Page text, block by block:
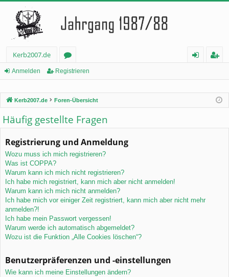
Kerb2007.de
or
rie
Anmelden Registrieren
Kerb2007.de Foren-Übersicht
Häufig gestellte Fragen
Registrierung und Anmeldung
Wozu muss ich mich registrieren?
Was ist COPPA?
Warum kann ich mich nicht registrieren?
Ich habe mich registriert, kann mich aber nicht anmelden!
Warum kann ich mich nicht anmelden?
Ich habe mich vor einiger Zeit registriert, kann mich aber nicht mehr
anmelden?!
Ich habe mein Passwort vergessen!
Warum werde ich automatisch abgemeldet?
Wozu ist die Funktion „Alle Cookies löschen“?
Benutzerpräferenzen und -einstellungen
Wie kann ich meine Einstellungen ändern?